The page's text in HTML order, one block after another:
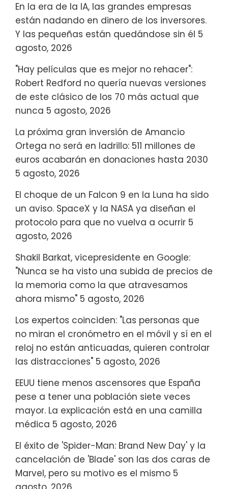
En la era de la IA, las grandes empresas
están nadando en dinero de los inversores.
Y las pequeñas están quedándose sin él 5
agosto, 2026
"Hay películas que es mejor no rehacer":
Robert Redford no quería nuevas versiones
de este clásico de los 70 más actual que
nunca 5 agosto, 2026
La próxima gran inversión de Amancio
Ortega no será en ladrillo: 511 millones de
euros acabarán en donaciones hasta 2030
5 agosto, 2026
El choque de un Falcon 9 en la Luna ha sido
un aviso. SpaceX y la NASA ya diseñan el
protocolo para que no vuelva a ocurrir 5
agosto, 2026
Shakil Barkat, vicepresidente en Google:
"Nunca se ha visto una subida de precios de
la memoria como la que atravesamos
ahora mismo" 5 agosto, 2026
Los expertos coinciden: "Las personas que
no miran el cronómetro en el móvil y sí en el
reloj no están anticuadas, quieren controlar
las distracciones" 5 agosto, 2026
EEUU tiene menos ascensores que España
pese a tener una población siete veces
mayor. La explicación está en una camilla
médica 5 agosto, 2026
El éxito de 'Spider-Man: Brand New Day' y la
cancelación de 'Blade' son las dos caras de
Marvel, pero su motivo es el mismo 5